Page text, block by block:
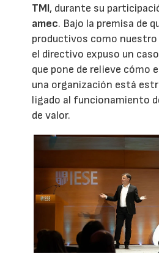
TMI, durante su
amec. Bajo la premisa de
productivos como nuestro
el directivo expuso un
que pone de relieve cómo
una organización está
ligado al funcionamiento
de valor.